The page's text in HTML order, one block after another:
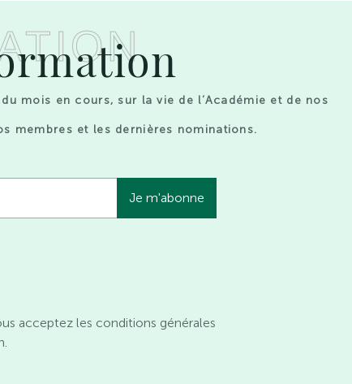
mois en cours, sur la vie de l’Académie et de nos
membres et les dernières nominations.
acceptez les conditions générales